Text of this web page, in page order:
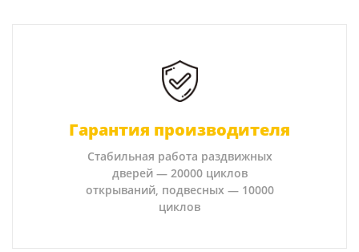
Гарантия производителя
Стабильная работа раздвижных
дверей — 20000 циклов
открываний, подвесных — 10000
циклов